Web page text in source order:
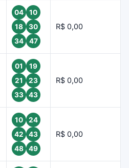
04
10
18
30
34
47
R$ 0,00
01
19
21
23
33
43
R$ 0,00
10
24
42
43
48
49
R$ 0,00